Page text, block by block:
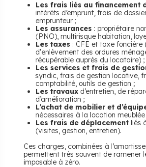
Les frais liés au financement
intérêts d’emprunt, frais de
emprunteur ;
Les assurances : propriétaire
(PNO), multirisque habitation,
Les taxes : CFE et taxe foncière
d'enlèvement des ordures
récupérable auprès du locataire) ;
Les services et frais de
syndic, frais de gestion locative,
comptabilité, outils de gestion ;
Les travaux d’entretien, de
d’amélioration ;
L’achat de mobilier et
nécessaires à la location meublée
Les frais de déplacement liés
(visites, gestion, entretien).
Ces charges, combinées à
permettent très souvent de ramener
imposable à zéro.